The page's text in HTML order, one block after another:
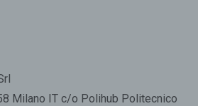
Milano IT c/o Polihub Politecnico